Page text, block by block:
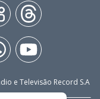
e Televisão Record S.A